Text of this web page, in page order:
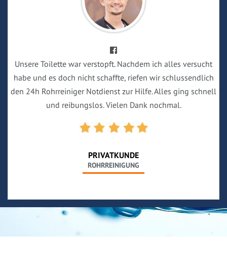
Unsere Toilette war verstopft. Nachdem ich alles versucht
habe und es doch nicht schaffte, riefen wir schlussendlich
den 24h Rohrreiniger Notdienst zur Hilfe. Alles ging schnell
und reibungslos. Vielen Dank nochmal.
PRIVATKUNDE
ROHRREINIGUNG